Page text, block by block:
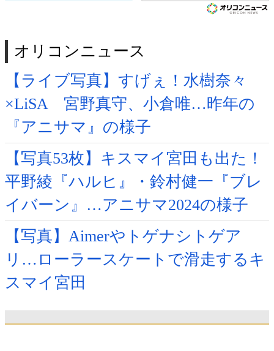
オリコンニュース
【ライブ写真】すげぇ！水樹奈々
×LiSA 宮野真守、小倉唯…昨年の
『アニサマ』の様子
【写真53枚】キスマイ宮田も出た！
平野綾『ハルヒ』・鈴村健一『ブレ
イバーン』…アニサマ2024の様子
【写真】Aimerやトゲナシトゲア
リ…ローラースケートで滑走するキ
スマイ宮田